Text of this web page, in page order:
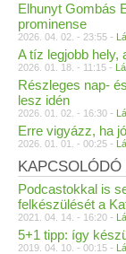
Elhunyt Gombás
prominense
2026. 04. 02. - 23:55 -
A tíz legjobb hely,
2026. 01. 18. - 11:15 -
Részleges nap-
lesz idén
2026. 01. 02. - 16:30 -
Erre vigyázz, ha
2026. 01. 01. - 00:25 -
Podcastokkal is
felkészülését a
2021. 04. 14. - 16:20 -
5+1 tipp: így
2019. 04. 10. - 00:15 -